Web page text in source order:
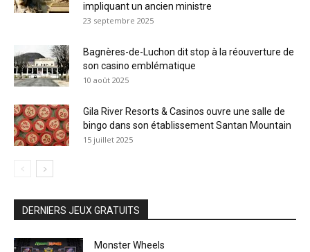
impliquant un ancien ministre
23 septembre 2025
Bagnères-de-Luchon dit stop à la réouverture de
son casino emblématique
10 août 2025
Gila River Resorts & Casinos ouvre une salle de
bingo dans son établissement Santan Mountain
15 juillet 2025
DERNIERS JEUX GRATUITS
Monster Wheels